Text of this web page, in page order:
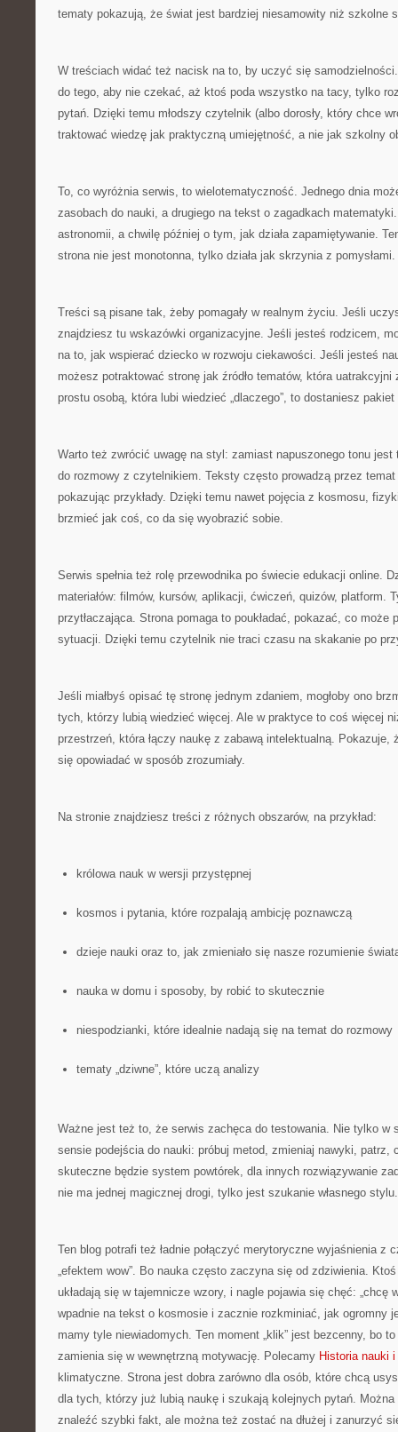
tematy pokazują, że świat jest bardziej niesamowity niż szkolne
W treściach widać też nacisk na to, by uczyć się
do tego, aby nie czekać, aż ktoś poda wszystko na tacy, tylko
pytań. Dzięki temu młodszy czytelnik (albo dorosły, który chce
traktować wiedzę jak praktyczną umiejętność, a nie jak szkolny
To, co wyróżnia serwis, to wielotematyczność. Jednego dnia
zasobach do nauki, a drugiego na tekst o zagadkach
astronomii, a chwilę później o tym, jak działa zapamiętywanie.
strona nie jest monotonna, tylko działa jak skrzynia z pomysłami.
Treści są pisane tak, żeby pomagały w realnym życiu. Jeśli
znajdziesz tu wskazówki organizacyjne. Jeśli jesteś rodzicem,
na to, jak wspierać dziecko w rozwoju ciekawości. Jeśli jesteś
możesz potraktować stronę jak źródło tematów, która
prostu osobą, która lubi wiedzieć „dlaczego”, to dostaniesz
Warto też zwrócić uwagę na styl: zamiast napuszonego tonu jest
do rozmowy z czytelnikiem. Teksty często prowadzą przez
pokazując przykłady. Dzięki temu nawet pojęcia z kosmosu,
brzmieć jak coś, co da się wyobrazić sobie.
Serwis spełnia też rolę przewodnika po świecie edukacji online.
materiałów: filmów, kursów, aplikacji, ćwiczeń, quizów, platform.
przytłaczająca. Strona pomaga to poukładać, pokazać, co może
sytuacji. Dzięki temu czytelnik nie traci czasu na skakanie po
Jeśli miałbyś opisać tę stronę jednym zdaniem, mogłoby ono
tych, którzy lubią wiedzieć więcej. Ale w praktyce to coś więcej
przestrzeń, która łączy naukę z zabawą intelektualną. Pokazuje,
się opowiadać w sposób zrozumiały.
Na stronie znajdziesz treści z różnych obszarów, na przykład:
królowa nauk w wersji przystępnej
kosmos i pytania, które rozpalają ambicję poznawczą
dzieje nauki oraz to, jak zmieniało się nasze rozumienie
nauka w domu i sposoby, by robić to skutecznie
niespodzianki, które idealnie nadają się na temat do rozmowy
tematy „dziwne”, które uczą analizy
Ważne jest też to, że serwis zachęca do testowania. Nie tylko w
sensie podejścia do nauki: próbuj metod, zmieniaj nawyki, patrz,
skuteczne będzie system powtórek, dla innych rozwiązywanie
nie ma jednej magicznej drogi, tylko jest szukanie własnego stylu.
Ten blog potrafi też ładnie połączyć merytoryczne wyjaśnienia z
„efektem wow”. Bo nauka często zaczyna się od zdziwienia.
układają się w tajemnicze wzory, i nagle pojawia się chęć: „chcę
wpadnie na tekst o kosmosie i zacznie rozkminiać, jak ogromny
mamy tyle niewiadomych. Ten moment „klik” jest bezcenny, bo
zamienia się w wewnętrzną motywację. Polecamy Historia nauki
klimatyczne. Strona jest dobra zarówno dla osób, które chcą
dla tych, którzy już lubią naukę i szukają kolejnych pytań.
znaleźć szybki fakt, ale można też zostać na dłużej i zanurzyć